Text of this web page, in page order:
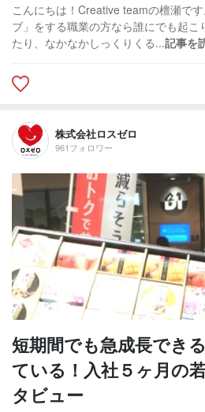
こんにちは！Creative teamの檀瀬で
ブ」をする職業の方なら誰にでも起こ
たり、なかなかしっくりくる...記事を
株式会社ロスゼロ
961フォロワー
短期間でも急成長でき
ている！入社５ヶ月の
タビュー